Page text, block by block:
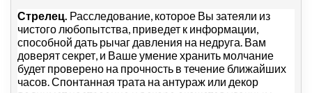
Стрелец. Расследование, которое Вы затеяли из
чистого любопытства, приведет к информации,
способной дать рычаг давления на недруга. Вам
доверят секрет, и Ваше умение хранить молчание
будет проверено на прочность в течение ближайших
часов. Спонтанная трата на антураж или декор